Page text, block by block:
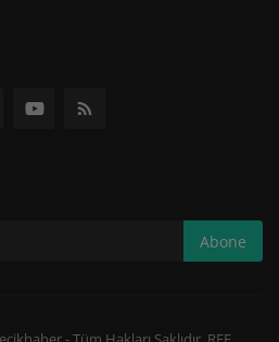
Abone